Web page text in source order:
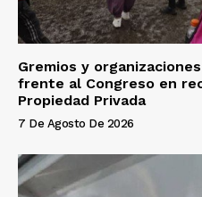
Gremios y
frente al Congreso en
Propiedad Privada
7 De Agosto De 2026